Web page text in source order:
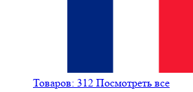
Товаров: 312 Посмотреть все